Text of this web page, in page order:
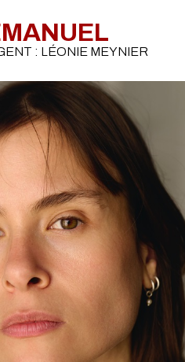
: LÉONIE MEYNIER